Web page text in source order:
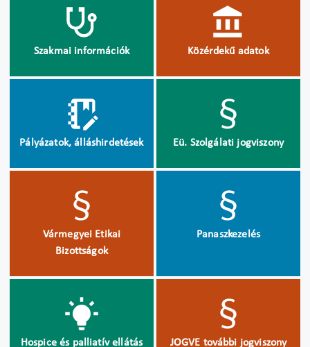
Szakmai információk Közérdekű adatok
Pályázatok, álláshirdetések Eü. Szolgálati jogviszony
Vármegyei Etikai
Bizottságok
Panaszkezelés
Hospice és palliatív ellátás
JOGVE további jogviszony